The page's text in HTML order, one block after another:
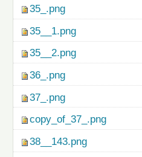
35_.png
35__1.png
35__2.png
36_.png
37_.png
copy_of_37_.png
38__143.png